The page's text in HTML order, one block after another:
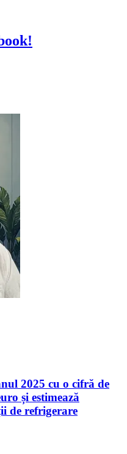
2025 cu o cifră de
și estimează
de refrigerare